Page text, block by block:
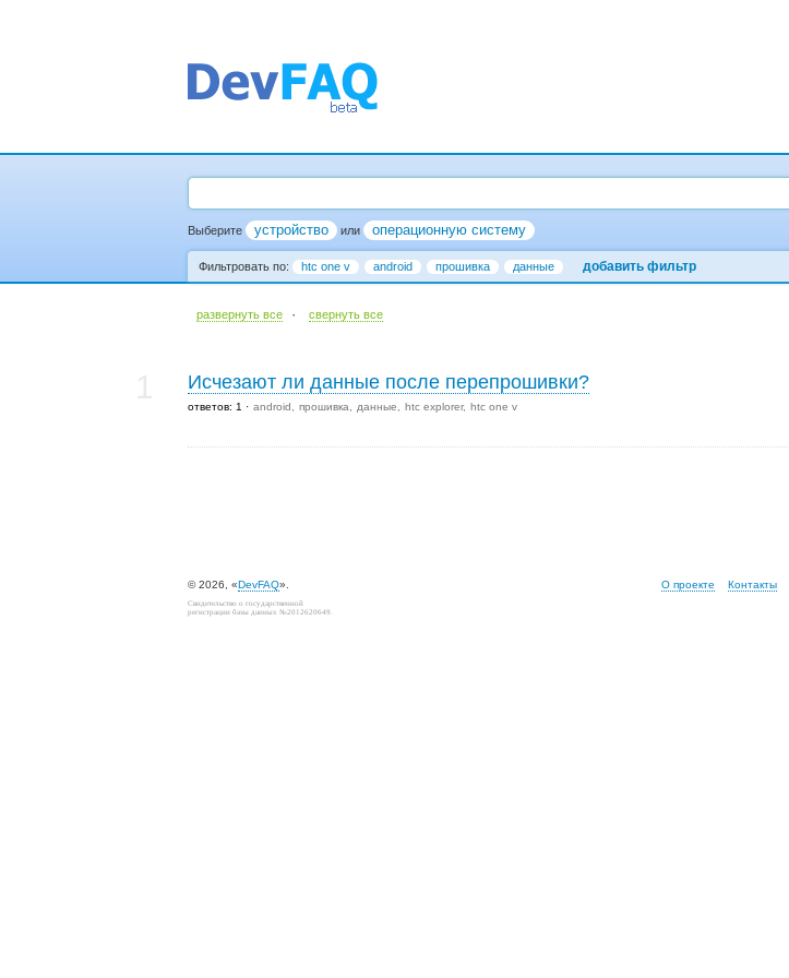
Выберите устройство или операционную систему
Фильтровать по: htc one v android прошивка данные добавить фильтр
развернуть все · cвернуть все
Исчезают ли данные после перепрошивки?
ответов: 1 android прошивка данные htc explorer htc one v
© 2026, «DevFAQ». О проекте Контакты
Свидетельство о государственной
регистрации базы данных №2012620649.